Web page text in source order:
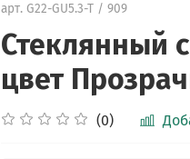
арт. G22-GU5.3-T / 909
Стеклянный
цвет
(0)